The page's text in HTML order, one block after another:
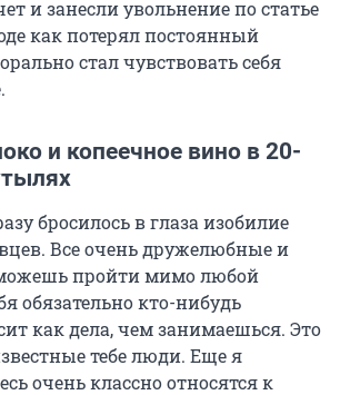
и занесли увольнение по статье
как потерял постоянный
стал чувствовать себя
и копеечное вино в 20-
бросилось в глаза изобилие
Все очень дружелюбные и
пройти мимо любой
обязательно кто-нибудь
как дела, чем занимаешься. Это
тебе люди. Еще я
очень классно относятся к